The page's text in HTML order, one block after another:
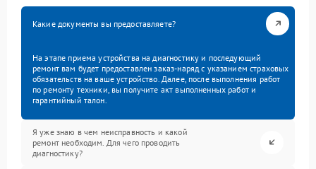
Какие документы вы предоставляете?
На этапе приема устройства на диагностику и последующий
ремонт вам будет предоставлен заказ-наряд с указанием страховых
обязательств на ваше устройство. Далее, после выполнения работ
по ремонту техники, вы получите акт выполненных работ и
гарантийный талон.
Я уже знаю в чем неисправность и какой
ремонт необходим. Для чего проводить
диагностику?